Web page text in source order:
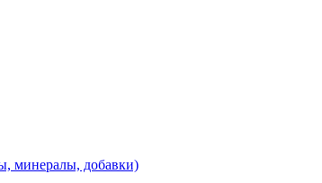
минералы, добавки)